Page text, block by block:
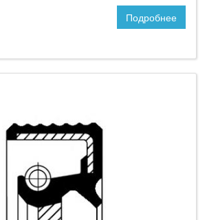
Подробнее